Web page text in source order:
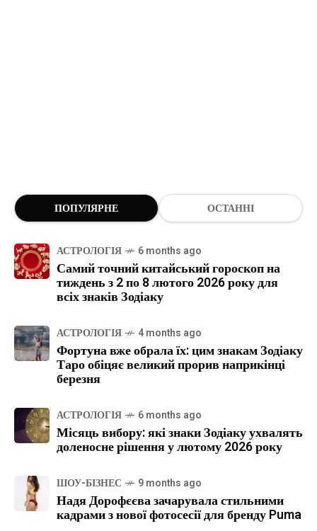
ПОПУЛЯРНЕ ОСТАННІ
АСТРОЛОГІЯ 6 months ago
Самий точний китайський гороскоп на
тиждень з 2 по 8 лютого 2026 року для
всіх знаків Зодіаку
АСТРОЛОГІЯ 4 months ago
Фортуна вже обрала їх: цим знакам Зодіаку
Таро обіцяє великий прорив наприкінці
березня
АСТРОЛОГІЯ 6 months ago
Місяць вибору: які знаки Зодіаку ухвалять
доленосне рішення у лютому 2026 року
ШОУ-БІЗНЕС 9 months ago
Надя Дорофєєва зачарувала стильними
кадрами з нової фотосесії для бренду Puma